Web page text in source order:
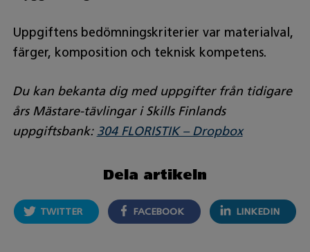
Uppgiftens bedömningskriterier var materialval,
färger, komposition och teknisk kompetens.
Du kan bekanta dig med uppgifter från tidigare
års Mästare-tävlingar i Skills Finlands
uppgiftsbank: 304 FLORISTIK – Dropbox
Dela artikeln
TWITTER FACEBOOK LINKEDIN